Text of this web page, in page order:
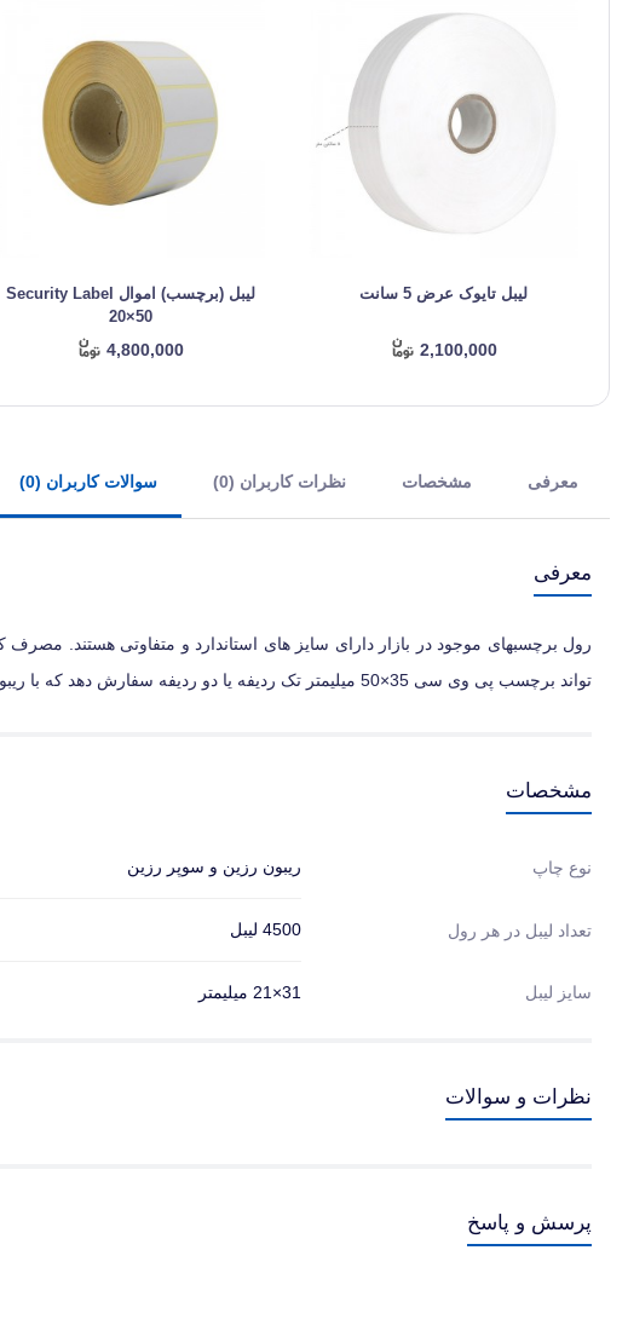
لیبل تایوک عرض 5 سانت
2,100,000
لیبل (برچسب) اموال Security Label
20×50
4,800,000
معرفی مشخصات نظرات کاربران (0) سوالات کاربران (0)
معرفی
رول برچسبهای موجود در بازار دارای سایز های استاندارد و متفاوتی هستند. مصرف
تواند برچسب پی وی سی 35×50 میلیمتر تک ردیفه یا دو ردیفه سفارش دهد که با ریبون های وکس رزین ، رزین و سوپر رزین سازگار می باشد.
مشخصات
نوع چاپ ریبون رزین و سوپر رزین
تعداد لیبل در هر رول 4500 لیبل
سایز لیبل 31×21 میلیمتر
نظرات و سوالات
پرسش و پاسخ